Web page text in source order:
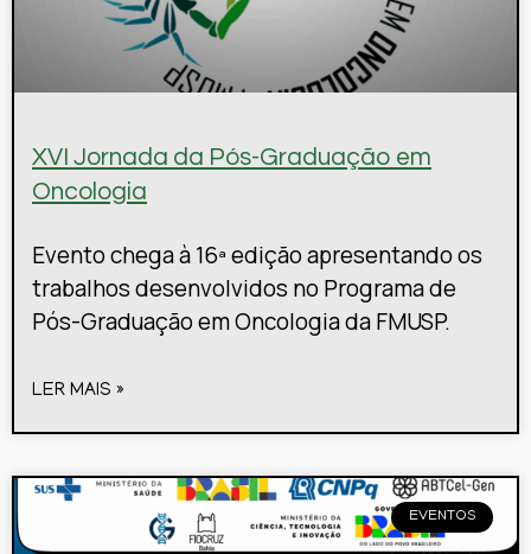
XVI Jornada da Pós-Graduação em
Oncologia
Evento chega à 16ª edição apresentando os
trabalhos desenvolvidos no Programa de
Pós-Graduação em Oncologia da FMUSP.
LER MAIS »
EVENTOS